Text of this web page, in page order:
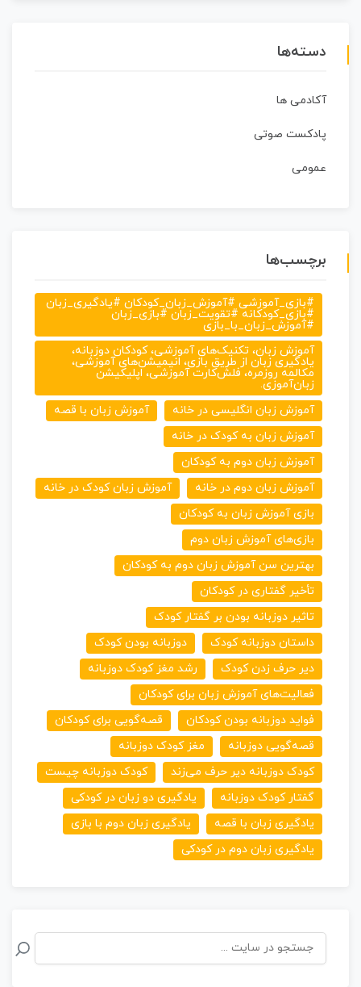
دسته‌ها
آکادمی ها
پادکست صوتی
عمومی
برچسب‌ها
#بازی_آموزشی #آموزش_زبان_کودکان #یادگیری_زبان
#بازی_کودکانه #تقویت_زبان #بازی_زبان
#آموزش_زبان_با_بازی
آموزش زبان، تکنیک‌های آموزشی، کودکان دوزبانه،
یادگیری زبان از طریق بازی، انیمیشن‌های آموزشی،
مکالمه روزمره، فلش‌کارت آموزشی، اپلیکیشن
زبان‌آموزی.
آموزش زبان انگلیسی در خانه
آموزش زبان با قصه
آموزش زبان به کودک در خانه
آموزش زبان دوم به کودکان
آموزش زبان دوم در خانه
آموزش زبان کودک در خانه
بازی آموزش زبان به کودکان
بازی‌های آموزش زبان دوم
بهترین سن آموزش زبان دوم به کودکان
تأخیر گفتاری در کودکان
تاثیر دوزبانه بودن بر گفتار کودک
داستان دوزبانه کودک
دوزبانه بودن کودک
دیر حرف زدن کودک
رشد مغز کودک دوزبانه
فعالیت‌های آموزش زبان برای کودکان
فواید دوزبانه بودن کودکان
قصه‌گویی برای کودکان
قصه‌گویی دوزبانه
مغز کودک دوزبانه
کودک دوزبانه دیر حرف می‌زند
کودک دوزبانه چیست
گفتار کودک دوزبانه
یادگیری دو زبان در کودکی
یادگیری زبان با قصه
یادگیری زبان دوم با بازی
یادگیری زبان دوم در کودکی